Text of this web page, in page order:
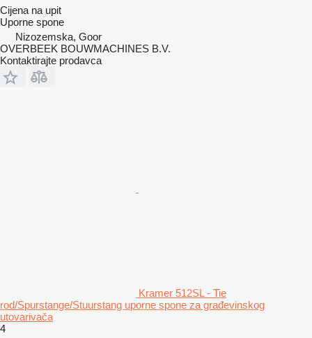
Cijena na upit
Uporne spone
Nizozemska, Goor
OVERBEEK BOUWMACHINES B.V.
Kontaktirajte prodavca
Kramer 512SL - Tie
rod/Spurstange/Stuurstang uporne spone za građevinskog
utovarivača
4